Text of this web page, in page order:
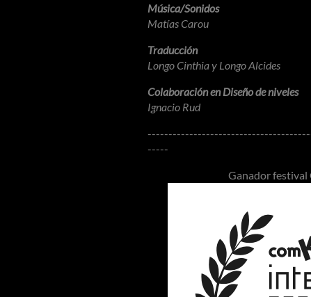
Música/Sonidos
Matías Carou
Traducción
Longo Cinthia y Longo Alcides
Colaboración en Diseño de niveles
Ignacio Rud
-----
Ganador festival